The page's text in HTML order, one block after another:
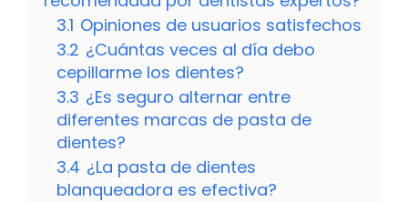
3.1 Opiniones de usuarios satisfechos
3.2 ¿Cuántas veces al día debo
cepillarme los dientes?
3.3 ¿Es seguro alternar entre
diferentes marcas de pasta de
dientes?
3.4 ¿La pasta de dientes
blanqueadora es efectiva?